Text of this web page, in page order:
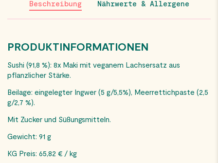
Beschreibung Nährwerte & Allergene
PRODUKTINFORMATIONEN
Sushi (91,8 %): 8x Maki mit veganem Lachsersatz aus
pflanzlicher Stärke.
Beilage: eingelegter Ingwer (5 g/5,5%), Meerrettichpaste (2,5
g/2,7 %).
Mit Zucker und Süßungsmitteln.
Gewicht: 91 g
KG Preis: 65,82 € / kg